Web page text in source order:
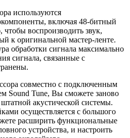
используются
включая 48-битный
чтобы воспроизводить звук,
к оригинальной мастер-ленте.
обработки сигнала максимально
сигнала, связанные с
совместно с подключенным
Sound Tune, Вы сможете заново
акустической системы.
осуществляется с большого
расширить функциональные
устройства, и настроить